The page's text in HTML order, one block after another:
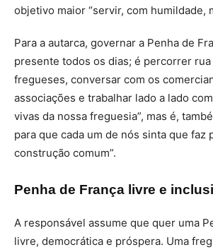
objetivo maior “servir, com humildade,
Para a autarca, governar a Penha de
presente todos os dias; é percorrer
fregueses, conversar com os
associações e trabalhar lado a lado
vivas da nossa freguesia”, mas é,
para que cada um de nós sinta que faz
construção comum”.
Penha de França livre e
A responsável assume que quer uma
livre, democrática e próspera. Uma